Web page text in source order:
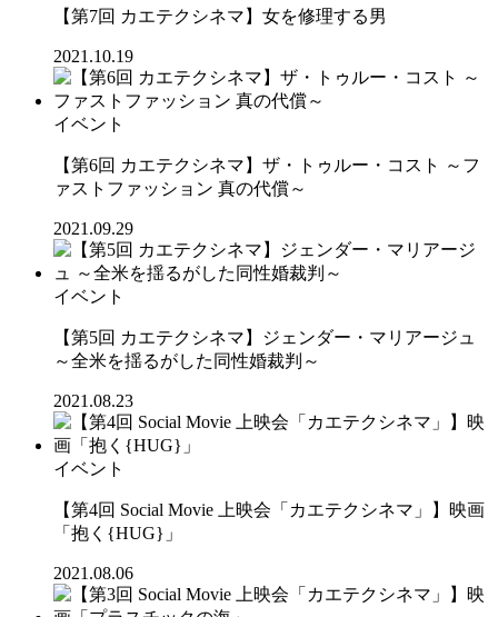
【第7回 カエテクシネマ】女を修理する男
2021.10.19
イベント
【第6回 カエテクシネマ】ザ・トゥルー・コスト ～フ
ァストファッション 真の代償～
2021.09.29
イベント
【第5回 カエテクシネマ】ジェンダー・マリアージュ
～全米を揺るがした同性婚裁判～
2021.08.23
イベント
【第4回 Social Movie 上映会「カエテクシネマ」】映画
「抱く{HUG}」
2021.08.06